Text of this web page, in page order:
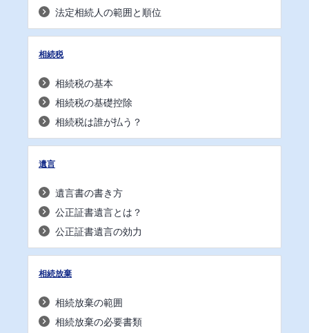
法定相続人の範囲と順位
相続税
相続税の基本
相続税の基礎控除
相続税は誰が払う？
遺言
遺言書の書き方
公正証書遺言とは？
公正証書遺言の効力
相続放棄
相続放棄の範囲
相続放棄の必要書類